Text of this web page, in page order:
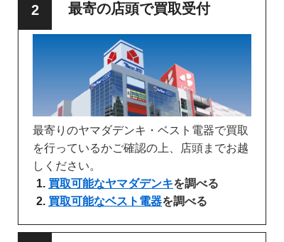
最寄の店頭で買取受付
最寄りのヤマダデンキ・ベスト電器で買取
を行っているかご確認の上、店頭までお越
しください。
買取可能なヤマダデンキを調べる
買取可能なベスト電器を調べる